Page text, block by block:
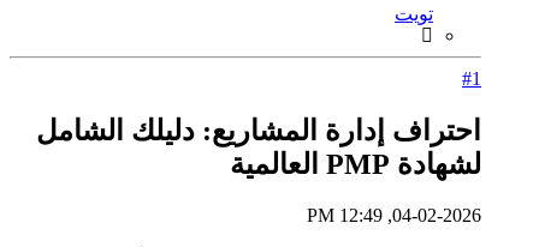
تويت
#1
احتراف إدارة المشاريع: دليلك الشامل
لشهادة PMP العالمية
04-02-2026, 12:49 PM